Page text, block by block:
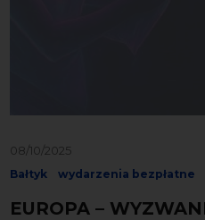
08/10/2025
Bałtyk wydarzenia bezpłatne
EUROPA –